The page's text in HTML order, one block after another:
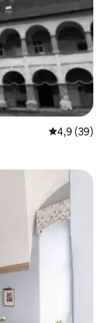
4,9 (39)